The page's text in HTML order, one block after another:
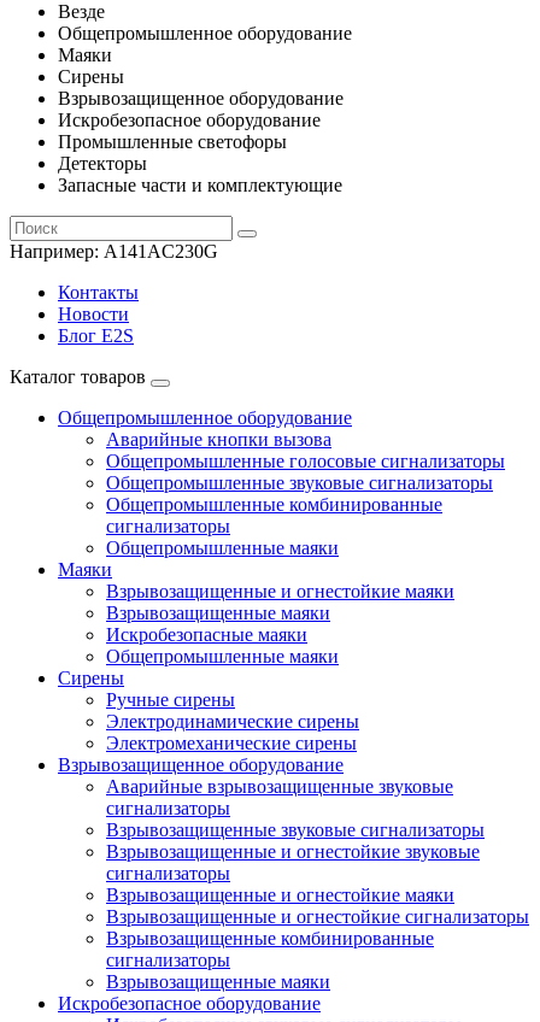
Везде
Общепромышленное оборудование
Маяки
Сирены
Взрывозащищенное оборудование
Искробезопасное оборудование
Промышленные светофоры
Детекторы
Запасные части и комплектующие
Например: A141AC230G
Контакты
Новости
Блог E2S
Каталог товаров
Общепромышленное оборудование
Аварийные кнопки вызова
Общепромышленные голосовые сигнализаторы
Общепромышленные звуковые сигнализаторы
Общепромышленные комбинированные
сигнализаторы
Общепромышленные маяки
Маяки
Взрывозащищенные и огнестойкие маяки
Взрывозащищенные маяки
Искробезопасные маяки
Общепромышленные маяки
Сирены
Ручные сирены
Электродинамические сирены
Электромеханические сирены
Взрывозащищенное оборудование
Аварийные взрывозащищенные звуковые
сигнализаторы
Взрывозащищенные звуковые сигнализаторы
Взрывозащищенные и огнестойкие звуковые
сигнализаторы
Взрывозащищенные и огнестойкие маяки
Взрывозащищенные и огнестойкие сигнализаторы
Взрывозащищенные комбинированные
сигнализаторы
Взрывозащищенные маяки
Искробезопасное оборудование